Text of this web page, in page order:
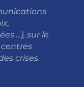
...), sur le
crises.